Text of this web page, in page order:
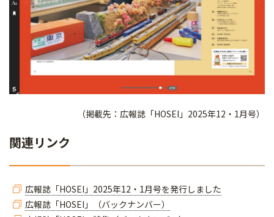
（掲載先：広報誌「HOSEI」2025年12・1月号）
関連リンク
広報誌「HOSEI」2025年12・1月号を発行しました
広報誌「HOSEI」（バックナンバー）